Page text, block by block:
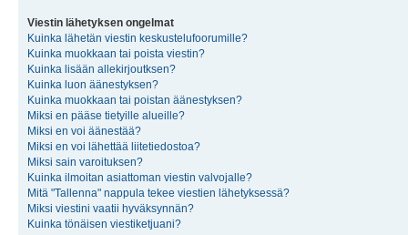
Viestin lähetyksen ongelmat
Kuinka lähetän viestin keskustelufoorumille?
Kuinka muokkaan tai poista viestin?
Kuinka lisään allekirjoutksen?
Kuinka luon äänestyksen?
Kuinka muokkaan tai poistan äänestyksen?
Miksi en pääse tietyille alueille?
Miksi en voi äänestää?
Miksi en voi lähettää liitetiedostoa?
Miksi sain varoituksen?
Kuinka ilmoitan asiattoman viestin valvojalle?
Mitä "Tallenna" nappula tekee viestien lähetyksessä?
Miksi viestini vaatii hyväksynnän?
Kuinka tönäisen viestiketjuani?